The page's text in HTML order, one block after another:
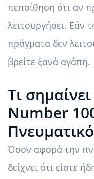
πεποίθηση ότι αν
λειτουργήσει. Εάν
πράγματα δεν
βρείτε ξανά αγάπη.
Τι
Number
Όσον αφορά την
δείχνει ότι είστε